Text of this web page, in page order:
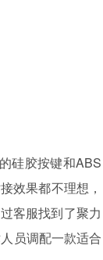
硅胶按键和ABS
效果都不理想，
客服找到了聚力
员调配一款适合